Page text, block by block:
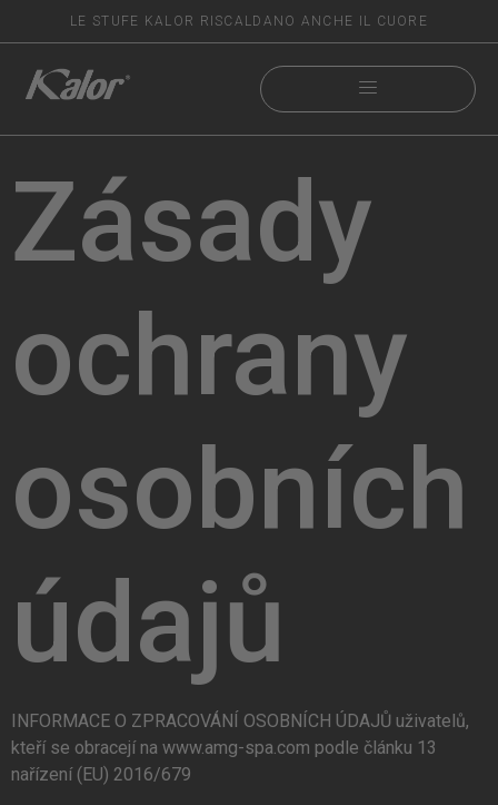
LE STUFE KALOR RISCALDANO ANCHE IL CUORE
Zásady
ochrany
osobních
údajů
INFORMACE O ZPRACOVÁNÍ OSOBNÍCH ÚDAJŮ uživatelů,
kteří se obracejí na www.amg-spa.com podle článku 13
nařízení (EU) 2016/679